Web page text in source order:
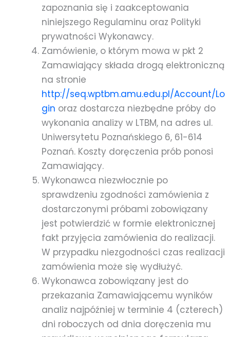
zapoznania się i zaakceptowania
niniejszego Regulaminu oraz Polityki
prywatności Wykonawcy.
Zamówienie, o którym mowa w pkt 2
Zamawiający składa drogą elektroniczną
na stronie
http://seq.wptbm.amu.edu.pl/Account/Lo
gin oraz dostarcza niezbędne próby do
wykonania analizy w LTBM, na adres ul.
Uniwersytetu Poznańskiego 6, 61-614
Poznań. Koszty doręczenia prób ponosi
Zamawiający.
Wykonawca niezwłocznie po
sprawdzeniu zgodności zamówienia z
dostarczonymi próbami zobowiązany
jest potwierdzić w formie elektronicznej
fakt przyjęcia zamówienia do realizacji.
W przypadku niezgodności czas realizacji
zamówienia może się wydłużyć.
Wykonawca zobowiązany jest do
przekazania Zamawiającemu wyników
analiz najpóźniej w terminie 4 (czterech)
dni roboczych od dnia doręczenia mu